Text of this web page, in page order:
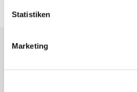
Statistiken
Marketing
Lassen Sie sich
Mit unserem Newsletter
Highlights und aktuellen